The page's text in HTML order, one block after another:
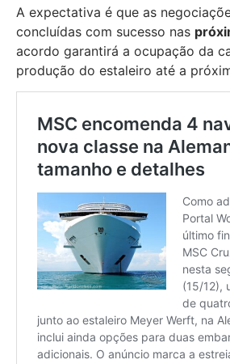
A expectativa é que as
concluídas com sucesso nas
acordo garantirá a ocupação da
produção do estaleiro até a